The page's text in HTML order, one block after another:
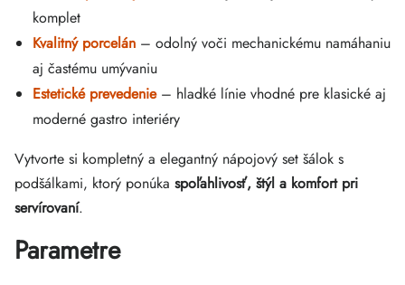
komplet
Kvalitný porcelán – odolný voči mechanickému namáhaniu
aj častému umývaniu
Estetické prevedenie– hladké línie vhodné pre klasické aj
moderné gastro interiéry
Vytvorte si kompletný a elegantný nápojový set šálok s
podšálkami, ktorý ponúka spoľahlivosť, štýl a komfort pri
servírovaní.
Parametre